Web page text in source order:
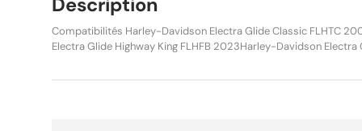
Description
Compatibilités Harley-Davidson Electra Glide Classic FLHTC 2008-2013Harley-Davidson
Electra Glide Highway King FLHFB 2023Harley-Davidson Electra
Glide Ultra Classic FLHTCU 2008-2019Harley-Davidson Electra